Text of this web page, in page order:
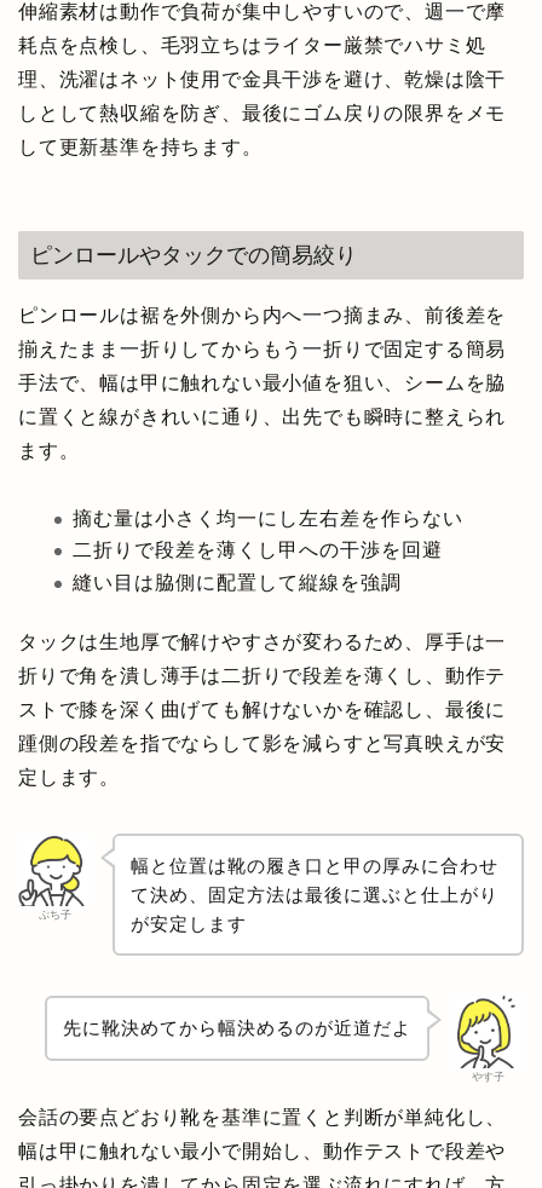
伸縮素材は動作で負荷が集中しやすいので、週一で摩
耗点を点検し、毛羽立ちはライター厳禁でハサミ処
理、洗濯はネット使用で金具干渉を避け、乾燥は陰干
しとして熱収縮を防ぎ、最後にゴム戻りの限界をメモ
して更新基準を持ちます。
ピンロールやタックでの簡易絞り
ピンロールは裾を外側から内へ一つ摘まみ、前後差を
揃えたまま一折りしてからもう一折りで固定する簡易
手法で、幅は甲に触れない最小値を狙い、シームを脇
に置くと線がきれいに通り、出先でも瞬時に整えられ
ます。
摘む量は小さく均一にし左右差を作らない
二折りで段差を薄くし甲への干渉を回避
縫い目は脇側に配置して縦線を強調
タックは生地厚で解けやすさが変わるため、厚手は一
折りで角を潰し薄手は二折りで段差を薄くし、動作テ
ストで膝を深く曲げても解けないかを確認し、最後に
踵側の段差を指でならして影を減らすと写真映えが安
定します。
ぷち子
幅と位置は靴の履き口と甲の厚みに合わせ
て決め、固定方法は最後に選ぶと仕上がり
が安定します
やす子
先に靴決めてから幅決めるのが近道だよ
会話の要点どおり靴を基準に置くと判断が単純化し、
幅は甲に触れない最小で開始し、動作テストで段差や